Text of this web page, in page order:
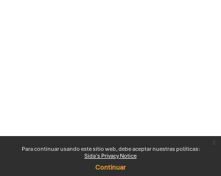
Para continuar usando este sitio web, debe aceptar nuestras políticas:
Sida's Privacy Notice
Continuar